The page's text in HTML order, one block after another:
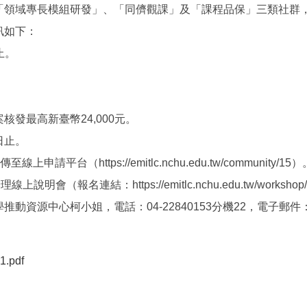
域專長模組研發」、「同儕觀課」及「課程品保」三類社
下：
發最高新臺幣24,000元。
。
至線上申請平台（https://emitlc.nchu.edu.tw/community/15）
線上說明會（報名連結：https://emitlc.nchu.edu.tw/
動資源中心柯小姐，電話：04-22840153分機22，電子郵件